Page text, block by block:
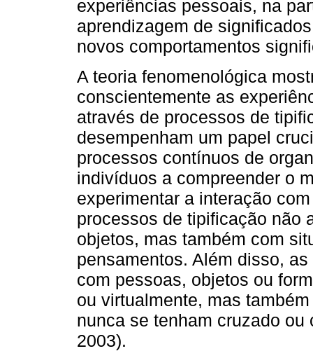
experiências pessoais, na
aprendizagem de
novos comportamentos
A teoria fenomenológica
conscientemente as
através de processos de
desempenham um papel
processos contínuos de
indivíduos a compreender o
experimentar a interação
processos de tipificação não
objetos, mas também com
pensamentos. Além disso,
com pessoas, objetos ou
ou virtualmente, mas
nunca se tenham cruzado
2003).